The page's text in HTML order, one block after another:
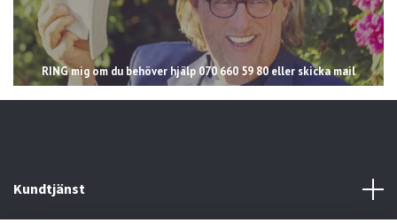
RING mig om du behöver hjälp 070 660 59 80 eller skicka mail
Kundtjänst